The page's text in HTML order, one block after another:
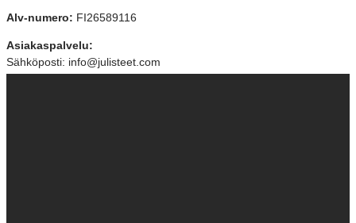
Alv-numero: FI26589116
Asiakaspalvelu:
Sähköposti: info@julisteet.com